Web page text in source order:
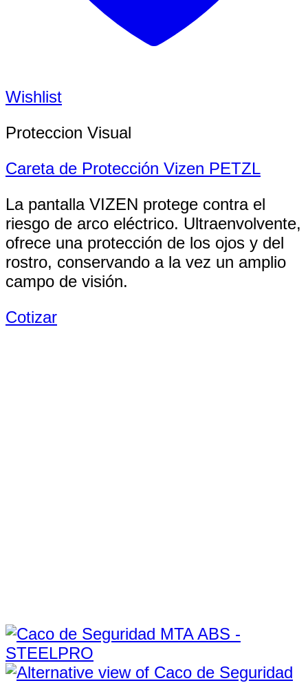
Wishlist
Proteccion Visual
Careta de Protección Vizen PETZL
La pantalla VIZEN protege contra el
riesgo de arco eléctrico. Ultraenvolvente,
ofrece una protección de los ojos y del
rostro, conservando a la vez un amplio
campo de visión.
Cotizar